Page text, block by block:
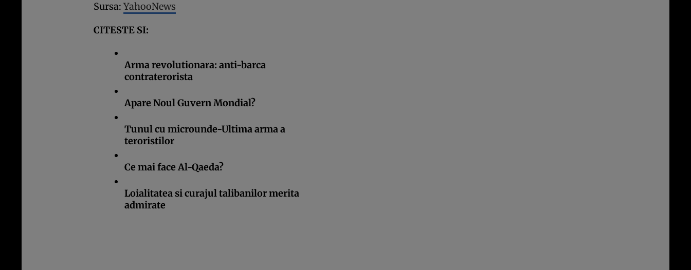
Sursa: YahooNews
CITESTE SI:
Arma revolutionara: anti-barca
contraterorista
Apare Noul Guvern Mondial?
Tunul cu microunde-Ultima arma a
teroristilor
Ce mai face Al-Qaeda?
Loialitatea si curajul talibanilor merita
admirate